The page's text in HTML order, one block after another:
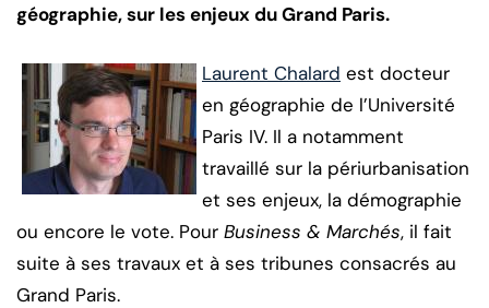
géographie, sur les enjeux du Grand Paris.
Laurent Chalard est docteur
en géographie de l’Université
Paris IV. Il a notamment
travaillé sur la périurbanisation
et ses enjeux, la démographie
ou encore le vote. Pour Business & Marchés, il fait
suite à ses travaux et à ses tribunes consacrés au
Grand Paris.